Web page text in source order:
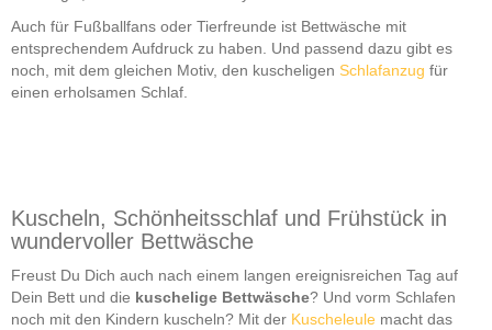
Auch für Fußballfans oder Tierfreunde ist Bettwäsche mit
entsprechendem Aufdruck zu haben. Und passend dazu gibt es
noch, mit dem gleichen Motiv, den kuscheligen Schlafanzug für
einen erholsamen Schlaf.
Kuscheln, Schönheitsschlaf und Frühstück in
wundervoller Bettwäsche
Freust Du Dich auch nach einem langen ereignisreichen Tag auf
Dein Bett und die kuschelige Bettwäsche? Und vorm Schlafen
noch mit den Kindern kuscheln? Mit der Kuscheleule macht das